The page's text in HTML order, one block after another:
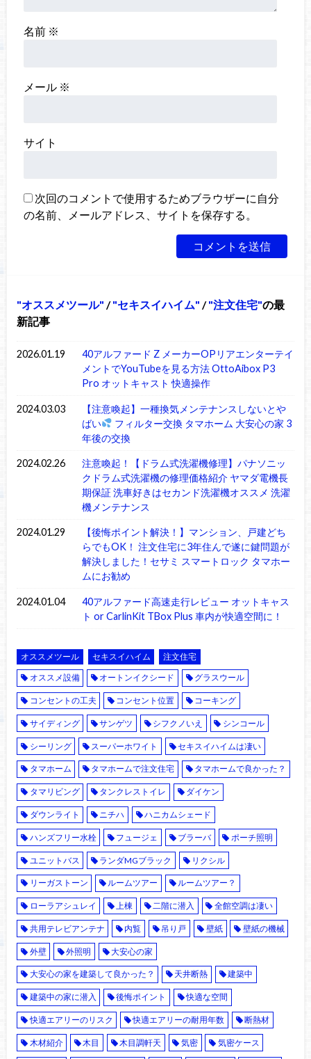
名前 ※
メール ※
サイト
次回のコメントで使用するためブラウザーに自分
の名前、メールアドレス、サイトを保存する。
オススメツール / セキスイハイム / 注文住宅 の最
新記事
2026.01.19
40アルファード Z メーカーOPリアエンターテイ
メントでYouTubeを見る方法 OttoAibox P3
Pro オットキャスト 快適操作
2024.03.03
【注意喚起】一種換気メンテナンスしないとや
ばい
フィルター交換 タマホーム 大安心の家 3
年後の交換
2024.02.26
注意喚起！【ドラム式洗濯機修理】パナソニッ
クドラム式洗濯機の修理価格紹介 ヤマダ電機長
期保証 洗車好きはセカンド洗濯機オススメ 洗濯
機メンテナンス
2024.01.29
【後悔ポイント解決！】マンション、戸建どち
らでもOK！ 注文住宅に3年住んで遂に鍵問題が
解決しました！セサミ スマートロック タマホー
ムにお勧め
2024.01.04
40アルファード高速走行レビュー オットキャス
ト or CarlinKit TBox Plus 車内が快適空間に！
オススメツール セキスイハイム
注文住宅
オススメ設備
オートンイクシード グラスウール
コンセントの工夫 コンセント位置 コーキング
サイディング サンゲツ シフクノいえ シンコール
シーリング スーパーホワイト セキスイハイムは凄い
タマホーム タマホームで注文住宅 タマホームで良かった？
タマリビング タンクレストイレ ダイケン
ダウンライト ニチハ ハニカムシェード
ハンズフリー水栓 フュージェ ブラーバ ポーチ照明
ユニットバス ランダMGブラック リクシル
リーガストーン ルームツアー ルームツアー？
ローラアシュレイ 上棟 二階に潜入 全館空調は凄い
共用テレビアンテナ 内覧 吊り戸 壁紙 壁紙の機械
外壁 外照明 大安心の家
大安心の家を建築して良かった？ 天井断熱 建築中
建築中の家に潜入 後悔ポイント 快適な空間
快適エアリーのリスク 快適エアリーの耐用年数 断熱材
木材紹介 木目 木目調軒天 気密 気密ケース